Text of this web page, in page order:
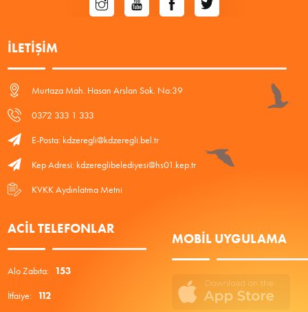
İLETIŞIM
Murtaza Mah. Hasan Arslan Sok. No:39
0372 333 1 333
E-Posta: kdzeregli@kdzeregli.bel.tr
Kep Adresi: kdzereglibelediyesi@hs01.kep.tr
KVKK Aydınlatma Metni
ACIL TELEFONLAR
Alo Zabıta: 153
İtfaiye: 112
MOBIL UYGULAMA